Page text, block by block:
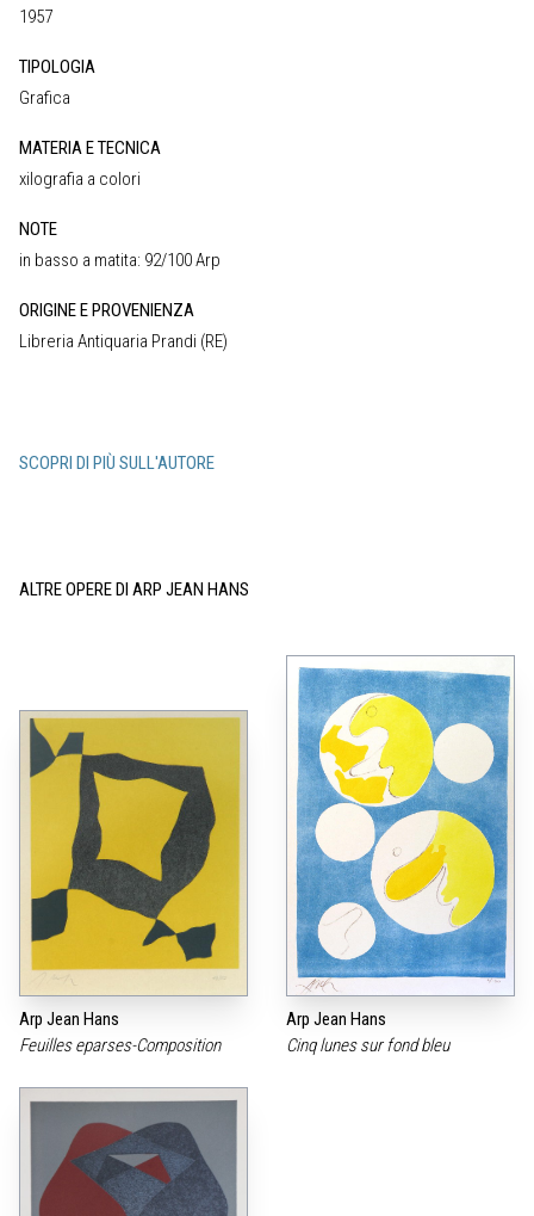
1957
TIPOLOGIA
Grafica
MATERIA E TECNICA
xilografia a colori
NOTE
in basso a matita: 92/100 Arp
ORIGINE E PROVENIENZA
Libreria Antiquaria Prandi (RE)
SCOPRI DI PIÙ SULL'AUTORE
ALTRE OPERE DI ARP JEAN HANS
Arp Jean Hans
Feuilles eparses-Composition
Arp Jean Hans
Cinq lunes sur fond bleu